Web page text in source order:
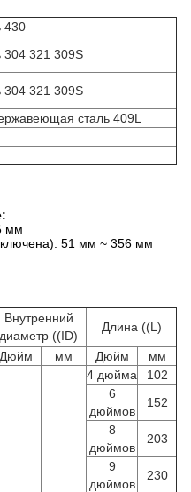
430
321 309S
321 309S
сталь 409L
мм
51 мм ~ 356 мм
Внутренний
диаметр ((ID)
Длина ((L)
Дюйм мм Дюйм мм
4 дюйма
102
6
дюймов
152
8
дюймов
203
9
дюймов
230